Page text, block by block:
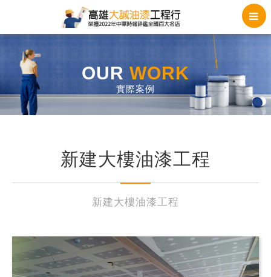
OUR WORK
實際案例
新建大樓油漆工程
新建大樓油漆工程